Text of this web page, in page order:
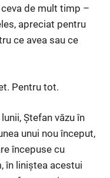
de mult timp –
apreciat pentru
ce avea sau ce
Pentru tot.
Ștefan văzu în
unui nou început,
începuse cu
în liniștea acestui